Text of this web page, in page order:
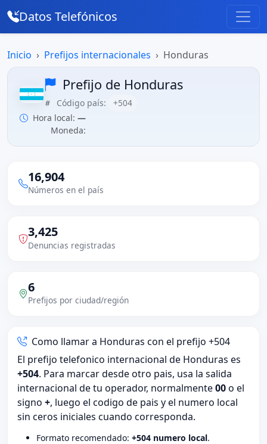
Datos Telefónicos
Inicio Prefijos internacionales Honduras
Prefijo de Honduras
Código país:
+504
Hora local: —
Moneda:
16,904
Números en el país
3,425
Denuncias registradas
6
Prefijos por ciudad/región
Como llamar a Honduras con el prefijo +504
El prefijo telefonico internacional de Honduras es
+504. Para marcar desde otro pais, usa la salida
internacional de tu operador, normalmente00o el
signo +, luego el codigo de pais y el numero local
sin ceros iniciales cuando corresponda.
Formato recomendado: +504 numero local.